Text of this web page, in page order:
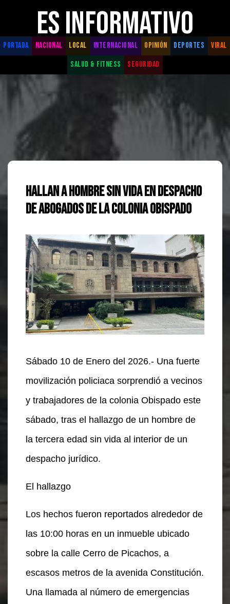
ES INFORMATIVO
PORTADA NACIONAL LOCAL INTERNACIONAL OPINIÓN DEPORTES
VIRAL
SALUD & FITNESS
SEGURIDAD
Hallan a hombre sin vida en despacho
de abogados de la colonia Obispado
Sábado 10 de Enero del 2026.- Una fuerte
movilización policiaca sorprendió a vecinos
y trabajadores de la colonia Obispado este
sábado, tras el hallazgo de un hombre de
la tercera edad sin vida al interior de un
despacho jurídico.
El hallazgo
Los hechos fueron reportados alrededor de
las 10:00 horas en un inmueble ubicado
sobre la calle Cerro de Picachos, a
escasos metros de la avenida Constitución.
Una llamada al número de emergencias